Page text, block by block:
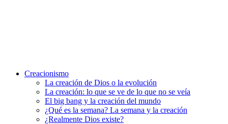
Creacionismo
La creación de Dios o la evolución
La creación: lo que se ve de lo que no se veía
El big bang y la creación del mundo
¿Qué es la semana? La semana y la creación
¿Realmente Dios existe?